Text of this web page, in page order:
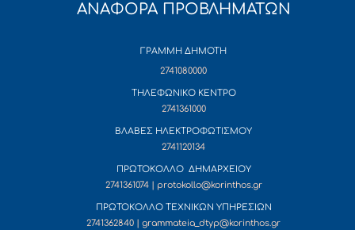
ΑΝΑΦΟΡΑ ΠΡΟΒΛΗΜΑΤΩΝ
ΓΡΑΜΜΗ ΔΗΜΟΤΗ
2741080000
ΤΗΛΕΦΩΝΙΚΟ ΚΕΝΤΡΟ
2741361000
ΒΛΑΒΕΣ ΗΛΕΚΤΡΟΦΩΤΙΣΜΟΥ
2741120134
ΠΡΩΤΟΚΟΛΛΟ ΔΗΜΑΡΧΕΙΟΥ
2741361074 | protokollo@korinthos.gr
ΠΡΩΤΟΚΟΛΛΟ ΤΕΧΝΙΚΩΝ ΥΠΗΡΕΣΙΩΝ
2741362840 | grammateia_dtyp@korinthos.gr